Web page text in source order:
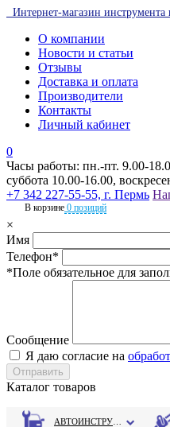
Интернет-магазин инструмента
О компании
Новости и статьи
Отзывы
Доставка и оплата
Производители
Контакты
Личный кабинет
0
Часы работы: пн.-пт. 9.00-
суббота 10.00-16.00,
+7 342 227-55-55, г. Пермь
В корзине 0 позиций
×
Имя
Телефон*
*Поле обязательное для
Сообщение
Я даю согласие на
Каталог товаров